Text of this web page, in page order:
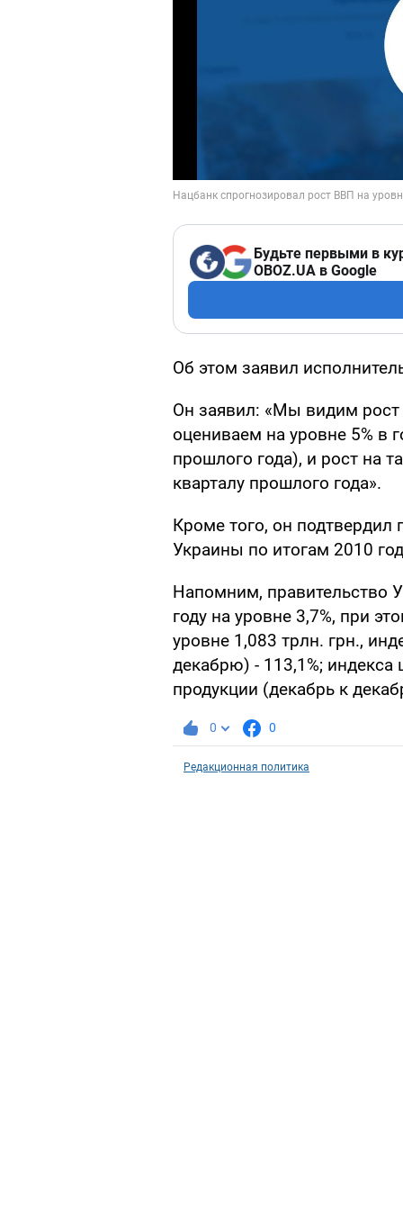
Будьте первыми в
OBOZ.UA в Google
Об этом заявил
Он заявил: «Мы видим рост
оцениваем на уровне 5% в
прошлого года), и рост на
кварталу прошлого года».
Кроме того, он подтвердил
Украины по итогам 2010
Напомним, правительство
году на уровне 3,7%, при
уровне 1,083 трлн. грн.,
декабрю) - 113,1%;
продукции (декабрь к
0 0
Редакционная политика